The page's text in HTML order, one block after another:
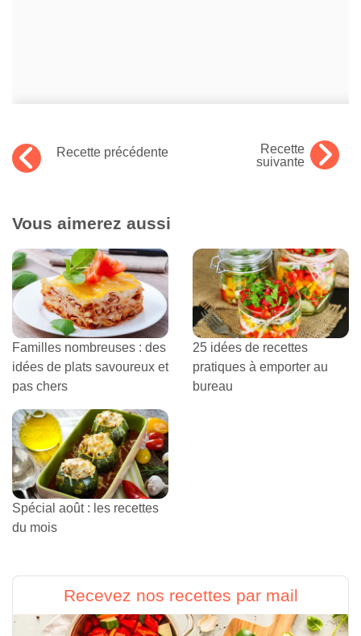
Recette précédente
Recette
suivante
Vous aimerez aussi
Familles nombreuses : des
idées de plats savoureux et
pas chers
25 idées de recettes
pratiques à emporter au
bureau
Spécial août : les recettes
du mois
Recevez nos recettes par mail